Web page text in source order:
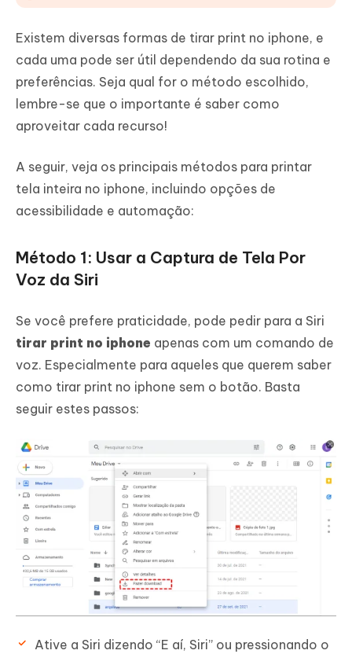
Existem diversas formas de tirar print no iphone, e
cada uma pode ser útil dependendo da sua rotina e
preferências. Seja qual for o método escolhido,
lembre-se que o importante é saber como
aproveitar cada recurso!
A seguir, veja os principais métodos para printar
tela inteira no iphone, incluindo opções de
acessibilidade e automação:
Método 1: Usar a Captura de Tela Por
Voz da Siri
Se você prefere praticidade, pode pedir para a Siri
tirar print no iphone apenas com um comando de
voz. Especialmente para aqueles que querem saber
como tirar print no iphone sem o botão. Basta
seguir estes passos:
Ative a Siri dizendo “E aí, Siri” ou pressionando o